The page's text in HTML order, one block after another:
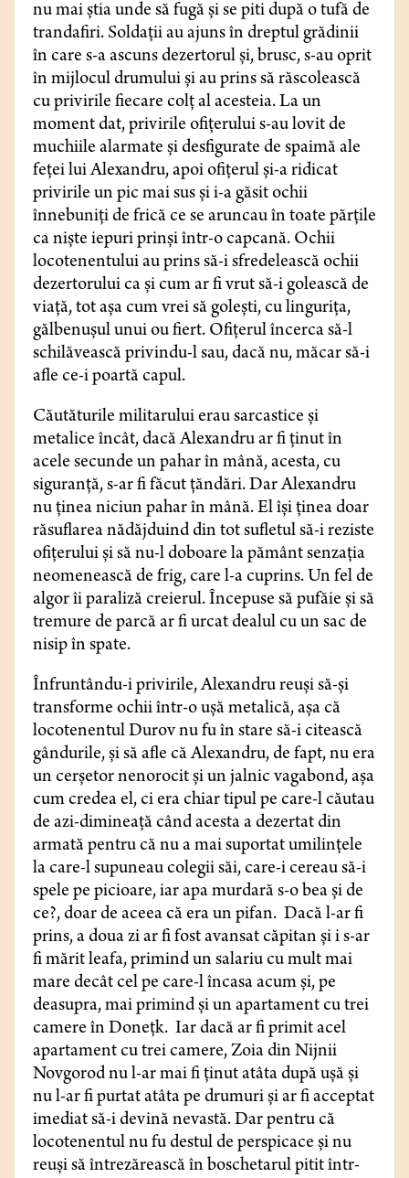
nu mai știa unde să fugă și se piti după o tufă de
trandafiri. Soldaţii au ajuns în dreptul grădinii
în care s-a ascuns dezertorul şi, brusc, s-au oprit
în mijlocul drumului şi au prins să răscolească
cu privirile fiecare colţ al acesteia. La un
moment dat, privirile ofiţerului s-au lovit de
muchiile alarmate şi desfigurate de spaimă ale
feţei lui Alexandru, apoi ofiţerul şi-a ridicat
privirile un pic mai sus şi i-a găsit ochii
înnebuniţi de frică ce se aruncau în toate părţile
ca nişte iepuri prinşi într-o capcană. Ochii
locotenentului au prins să-i sfredelească ochii
dezertorului ca şi cum ar fi vrut să-i golească de
viaţă, tot aşa cum vrei să goleşti, cu linguriţa,
gălbenuşul unui ou fiert. Ofiţerul încerca să-l
schilăvească privindu-l sau, dacă nu, măcar să-i
afle ce-i poartă capul.
Căutăturile militarului erau sarcastice şi
metalice încât, dacă Alexandru ar fi ţinut în
acele secunde un pahar în mână, acesta, cu
siguranţă, s-ar fi făcut ţăndări. Dar Alexandru
nu ţinea niciun pahar în mână. El îşi ţinea doar
răsuflarea nădăjduind din tot sufletul să-i reziste
ofiţerului şi să nu-l doboare la pământ senzaţia
neomenească de frig, care l-a cuprins. Un fel de
algor îi paraliză creierul. Începuse să pufăie și să
tremure de parcă ar fi urcat dealul cu un sac de
nisip în spate.
Înfruntându-i privirile, Alexandru reuşi să-şi
transforme ochii într-o uşă metalică, aşa că
locotenentul Durov nu fu în stare să-i citească
gândurile, și să afle că Alexandru, de fapt, nu era
un cerşetor nenorocit şi un jalnic vagabond, așa
cum credea el, ci era chiar tipul pe care-l căutau
de azi-dimineață când acesta a dezertat din
armată pentru că nu a mai suportat umilințele
la care-l supuneau colegii săi, care-i cereau să-i
spele pe picioare, iar apa murdară s-o bea și de
ce?, doar de aceea că era un pifan. Dacă l-ar fi
prins, a doua zi ar fi fost avansat căpitan şi i s-ar
fi mărit leafa, primind un salariu cu mult mai
mare decât cel pe care-l încasa acum şi, pe
deasupra, mai primind și un apartament cu trei
camere în Donețk. Iar dacă ar fi primit acel
apartament cu trei camere, Zoia din Nijnii
Novgorod nu l-ar mai fi ţinut atâta după uşă şi
nu l-ar fi purtat atâta pe drumuri şi ar fi acceptat
imediat să-i devină nevastă. Dar pentru că
locotenentul nu fu destul de perspicace şi nu
reuşi să întrezărească în boschetarulpitit într-